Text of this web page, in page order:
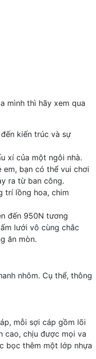
mình thì hãy xem qua
kiến ​​trúc và sự
xí của một ngôi nhà.
bạn có thể vui chơi
ra từ ban công.
trí lồng hoa, chim
đến 950N tương
lưới vô cùng chắc
ăn mòn.
nhôm. Cụ thể, thông
mỗi sợi cáp gồm lõi
cao, chịu được mọi va
bọc thêm một lớp nhựa